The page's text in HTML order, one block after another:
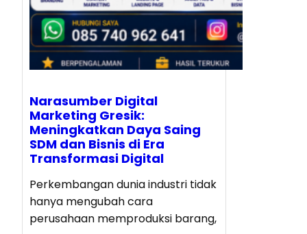
Narasumber Digital
Marketing Gresik:
Meningkatkan Daya Saing
SDM dan Bisnis di Era
Transformasi Digital
Perkembangan dunia industri tidak
hanya mengubah cara
perusahaan memproduksi barang,